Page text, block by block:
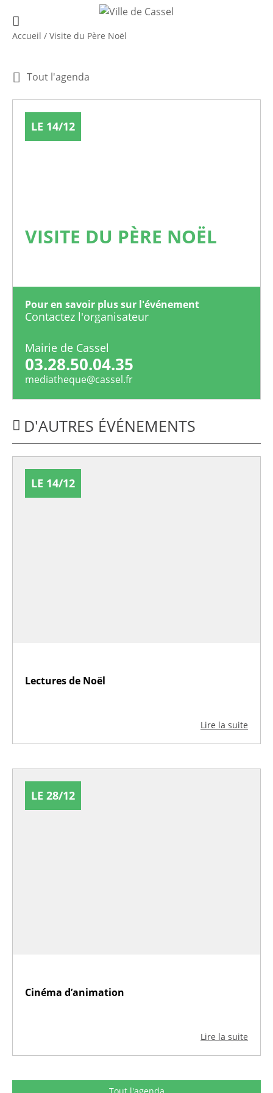
Accueil / Visite du Père Noël
Tout l'agenda
LE 14/12
VISITE DU PÈRE NOËL
Pour en savoir plus sur l'événement
Contactez l'organisateur
Mairie de Cassel
03.28.50.04.35
mediatheque@cassel.fr
D'AUTRES ÉVÉNEMENTS
LE 14/12
Lectures de Noël
Lire la suite
LE 28/12
Cinéma d’animation
Lire la suite